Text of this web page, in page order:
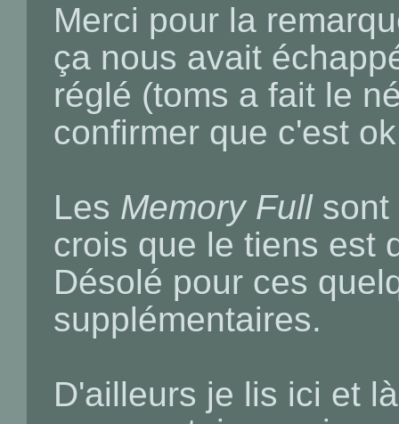
Merci pour la
ça nous avait
réglé (toms a fait le
confirmer que c'est
Les Memory Fullsont
crois que le tiens est
Désolé pour ces
supplémentaires.
D'ailleurs je lis ici et